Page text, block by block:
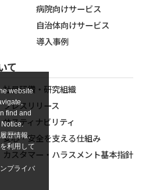
website
find and
歴情報、
利用して
プライバ
病院向けサービス
自治体向けサービス
導入事例
て
社員研鑽・研究組織
プレスリリース
サスティナビリティ
安心・安全を支える仕組み
カスタマー・ハラスメント基本指針